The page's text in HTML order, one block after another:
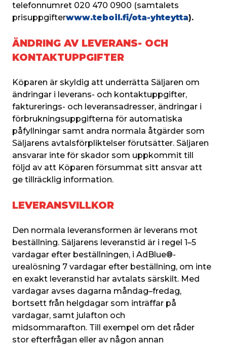
telefonnumret 020 470 0900 (samtalets
prisuppgifterwww.teboil.fi/ota-yhteytta).
ÄNDRING AV LEVERANS- OCH
KONTAKTUPPGIFTER
Köparen är skyldig att underrätta Säljaren om
ändringar i leverans- och kontaktuppgifter,
fakturerings- och leveransadresser, ändringar i
förbrukningsuppgifterna för automatiska
påfyllningar samt andra normala åtgärder som
Säljarens avtalsförpliktelser förutsätter. Säljaren
ansvarar inte för skador som uppkommit till
följd av att Köparen försummat sitt ansvar att
ge tillräcklig information.
LEVERANSVILLKOR
Den normala leveransformen är leverans mot
beställning. Säljarens leveranstid är i regel 1–5
vardagar efter beställningen, i AdBlue®-
urealösning 7 vardagar efter beställning, om inte
en exakt leveranstid har avtalats särskilt. Med
vardagar avses dagarna måndag–fredag,
bortsett från helgdagar som inträffar på
vardagar, samt julafton och
midsommarafton. Till exempel om det råder
stor efterfrågan eller av någon annan